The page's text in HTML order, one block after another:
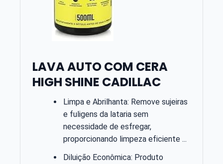
LAVA AUTO COM CERA
HIGH SHINE CADILLAC
Limpa e Abrilhanta: Remove sujeiras
e fuligens da lataria sem
necessidade de esfregar,
proporcionando limpeza eficiente ...
Diluição Econômica: Produto